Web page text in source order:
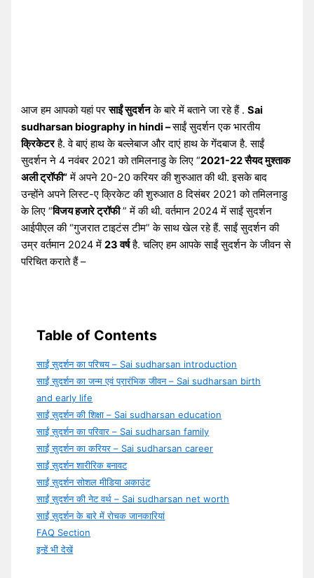
आज हम आपको यहां परसाईं सुदर्शनके बारे में बताने जा रहे हैं .Sai
sudharsan biography in hindi –साईं सुदर्शन एक भारतीय
क्रिकेटरहै. वे बाएं हाथ के बल्लेबाज और दाएं हाथ के गेंदबाज है. साईं
सुदर्शन ने 4 नवंबर 2021 को तमिलनाडु के लिए “2021-22 सैयद मुश्ताक
अली ट्रॉफी”में अपने 20-20 करियर की शुरुआत की थी. इसके बाद
उन्होंने अपने लिस्ट-ए क्रिकेट की शुरुआत 8 दिसंबर 2021 को तमिलनाडु
के लिए “विजय हजारे ट्रॉफी” में की थी. वर्तमान 2024 में साईं सुदर्शन
आईपीएल की “गुजरात टाइटंस टीम” के साथ खेल रहे हैं. साईं सुदर्शन की
उम्र वर्तमान 2024 में23 वर्षहै. चलिए हम आपके साईं सुदर्शन के जीवन से
परिचित कराते हैं –
Table of Contents
साईं सुदर्शन का परिचय – Sai sudharsan introduction
साईं सुदर्शन का जन्म एवं प्रारंभिक जीवन – Sai sudharsan birth
and early life
साईं सुदर्शन की शिक्षा – Sai sudharsan education
साईं सुदर्शन का परिवार – Sai sudharsan family
साईं सुदर्शन का करियर – Sai sudharsan career
साईं सुदर्शन शारीरिक बनावट
साईं सुदर्शन सोशल मीडिया अकाउंट
साईं सुदर्शन की नेट वर्थ – Sai sudharsan net worth
साईं सुदर्शन के बारे में रोचक जानकारियां
FAQ Section
इन्हें भी देखें